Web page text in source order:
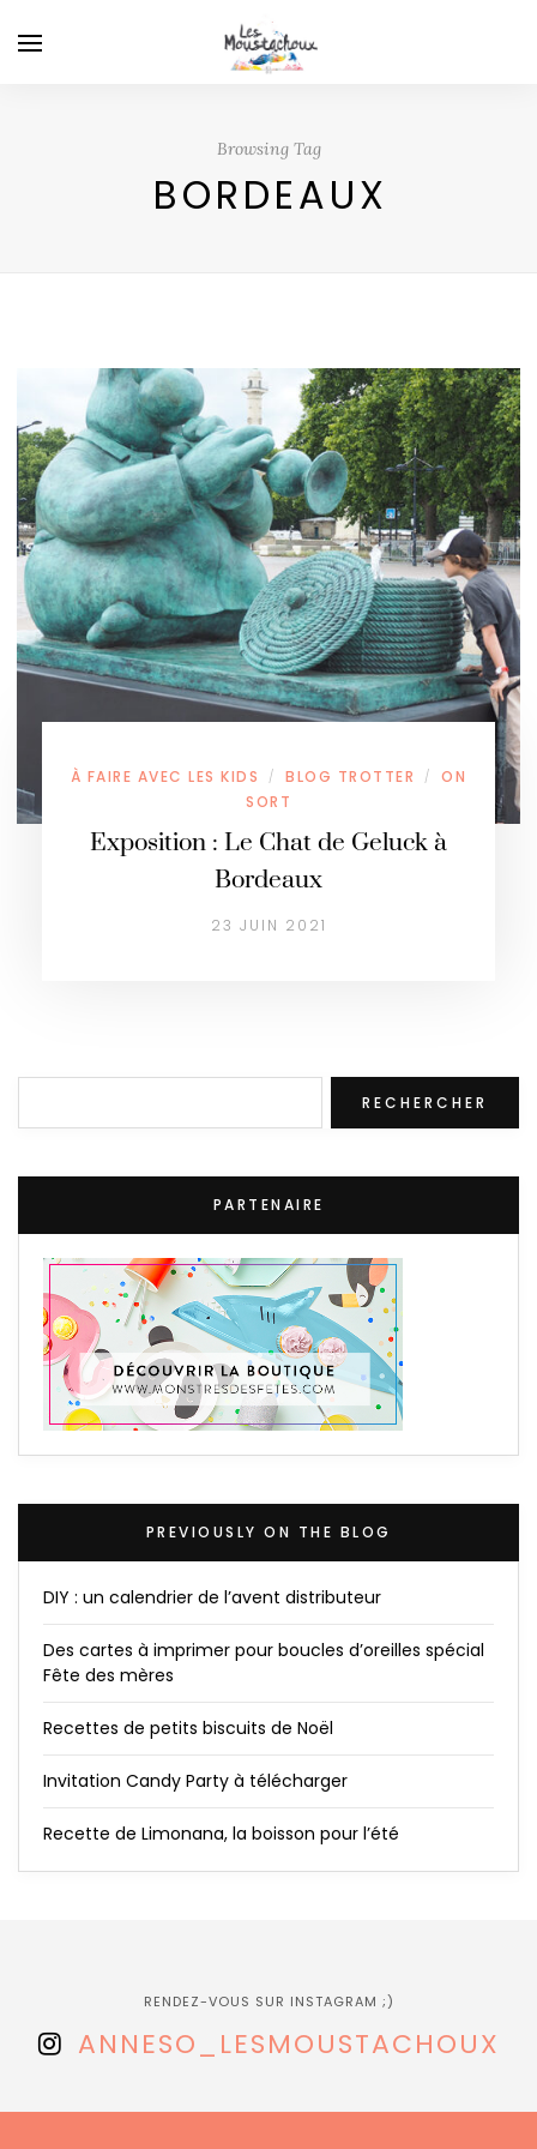
Browsing Tag
BORDEAUX
À FAIRE AVEC LES KIDS / BLOG TROTTER /
ON
SORT
Exposition : Le Chat de Geluck à
Bordeaux
23 JUIN 2021
RECHERCHER
PARTENAIRE
PREVIOUSLY ON THE BLOG
DIY : un calendrier de l’avent distributeur
Des cartes à imprimer pour boucles d’oreilles spécial
Fête des mères
Recettes de petits biscuits de Noël
Invitation Candy Party à télécharger
Recette de Limonana, la boisson pour l’été
RENDEZ-VOUS SUR INSTAGRAM ;)
ANNESO_LESMOUSTACHOUX